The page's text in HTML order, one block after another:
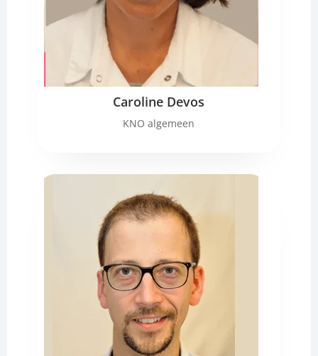
Caroline Devos
KNO algemeen